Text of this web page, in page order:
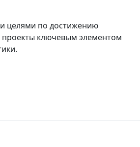
целями по достижению
проекты ключевым элементом